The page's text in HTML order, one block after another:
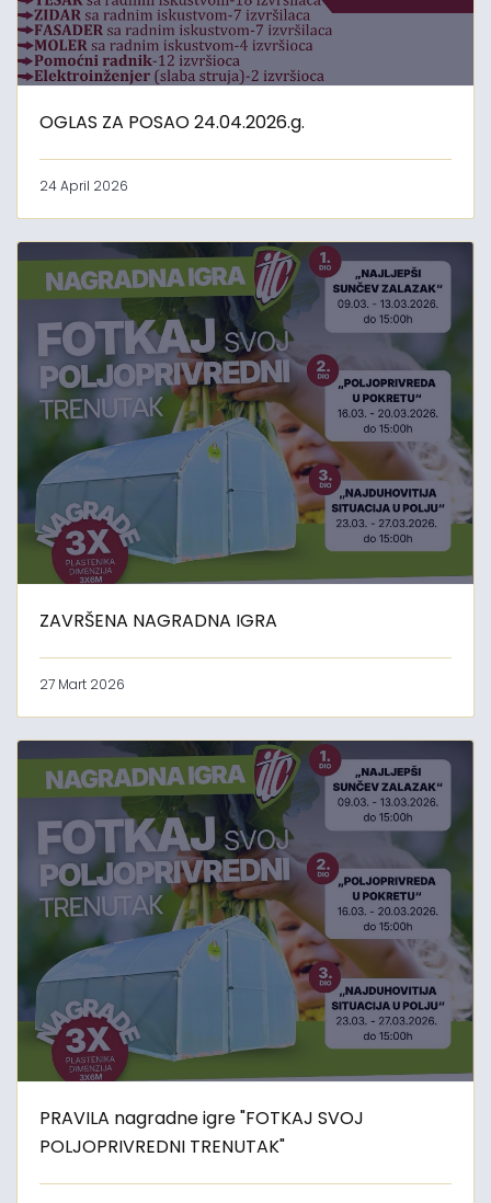
OGLAS ZA POSAO 24.04.2026.g.
24 April 2026
ZAVRŠENA NAGRADNA IGRA
27 Mart 2026
PRAVILA nagradne igre "FOTKAJ SVOJ
POLJOPRIVREDNI TRENUTAK"